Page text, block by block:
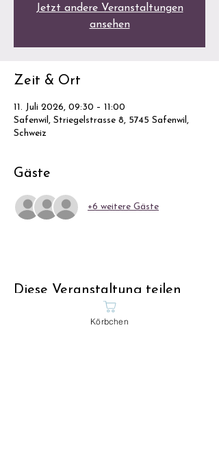
Jetzt andere Veranstaltungen
ansehen
Zeit & Ort
11. Juli 2026, 09:30 – 11:00
Safenwil, Striegelstrasse 8, 5745 Safenwil,
Schweiz
Gäste
+6 weitere Gäste
Diese Veranstaltung teilen
Körbchen